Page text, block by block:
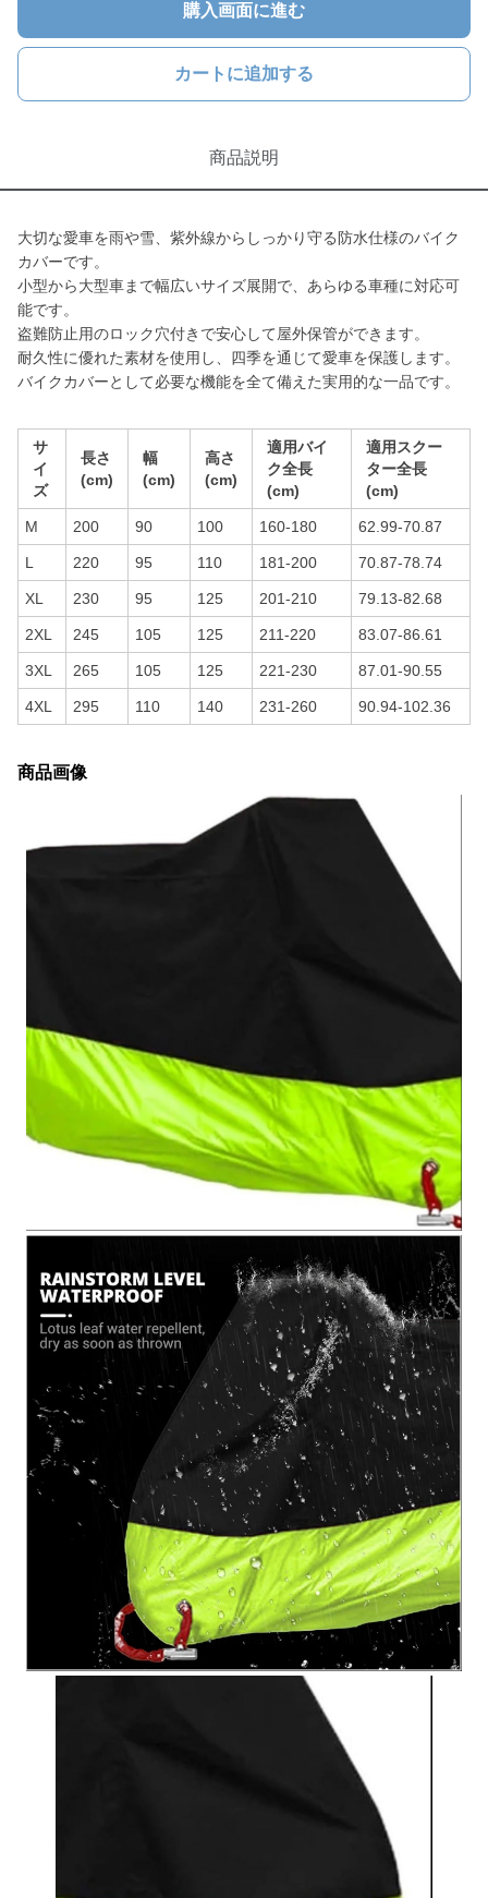
購入画面に進む
カートに追加する
商品説明
大切な愛車を雨や雪、紫外線からしっかり守る防水仕様のバイク
カバーです。
小型から大型車まで幅広いサイズ展開で、あらゆる車種に対応可
能です。
盗難防止用のロック穴付きで安心して屋外保管ができます。
耐久性に優れた素材を使用し、四季を通じて愛車を保護します。
バイクカバーとして必要な機能を全て備えた実用的な一品です。
サ
イ
ズ
長さ
(cm)
幅
(cm)
高さ
(cm)
適用バイ
ク全長
(cm)
適用スクー
ター全長
(cm)
M 200 90 100 160-180 62.99-70.87
L 220 95 110 181-200 70.87-78.74
XL 230 95 125 201-210 79.13-82.68
2XL 245 105 125 211-220 83.07-86.61
3XL 265 105 125 221-230 87.01-90.55
4XL 295 110 140 231-260 90.94-102.36
商品画像